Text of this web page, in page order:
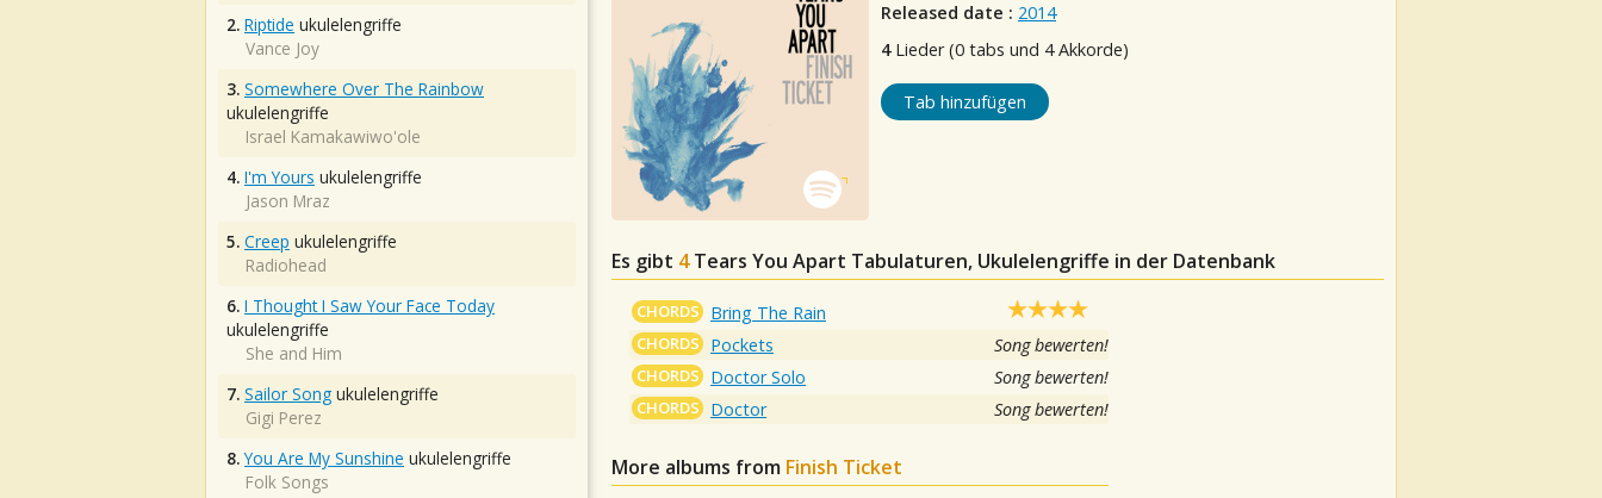
Released date : 2014
4Lieder (0 tabs und 4 Akkorde)
Tab hinzufügen
Es gibt 4 Tears You Apart Tabulaturen, Ukulelengriffe in der Datenbank
CHORDS Bring The Rain
CHORDS Pockets Song bewerten!
CHORDS Doctor Solo Song bewerten!
CHORDS Doctor Song bewerten!
More albums from Finish Ticket
2. Riptide ukulelengriffe
Vance Joy
3. Somewhere Over The Rainbow
ukulelengriffe
Israel Kamakawiwo'ole
4. I'm Yours ukulelengriffe
Jason Mraz
5. Creep ukulelengriffe
Radiohead
6. I Thought I Saw Your Face Today
ukulelengriffe
She and Him
7. Sailor Song ukulelengriffe
Gigi Perez
8. You Are My Sunshine ukulelengriffe
Folk Songs